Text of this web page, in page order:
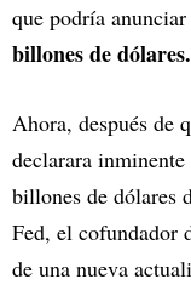
que podría anunciar
billones de dólares.
Ahora, después de
declarara
billones de dólares
Fed, el cofundador
de una nueva